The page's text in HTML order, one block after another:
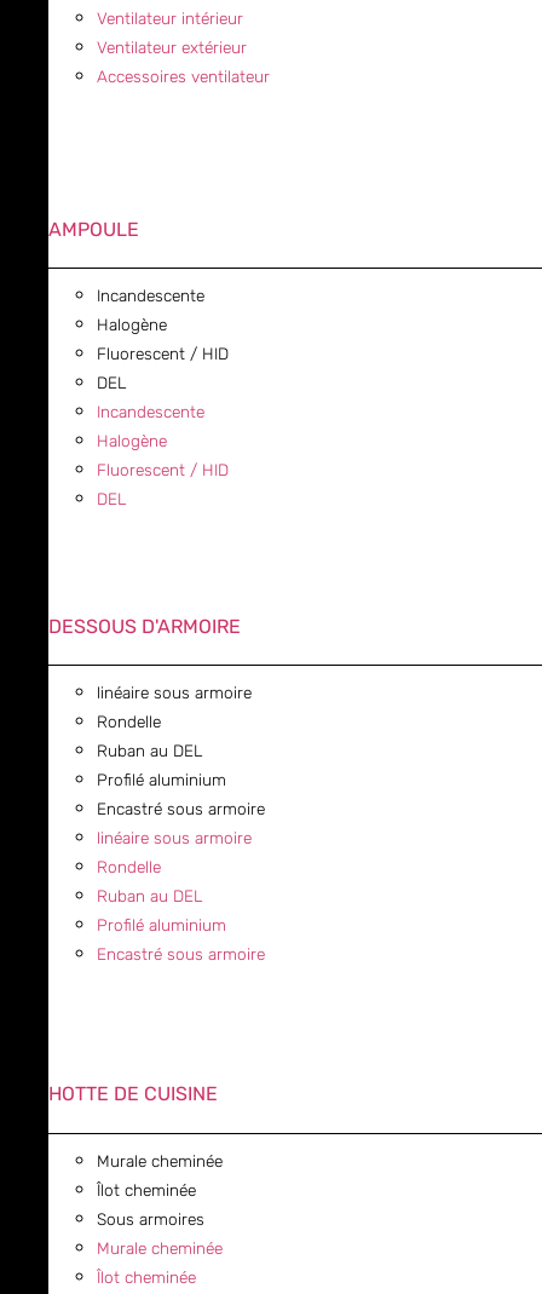
Ventilateur intérieur
Ventilateur extérieur
Accessoires ventilateur
AMPOULE
Incandescente
Halogène
Fluorescent / HID
DEL
Incandescente
Halogène
Fluorescent / HID
DEL
DESSOUS D'ARMOIRE
linéaire sous armoire
Rondelle
Ruban au DEL
Profilé aluminium
Encastré sous armoire
linéaire sous armoire
Rondelle
Ruban au DEL
Profilé aluminium
Encastré sous armoire
HOTTE DE CUISINE
Murale cheminée
Îlot cheminée
Sous armoires
Murale cheminée
Îlot cheminée